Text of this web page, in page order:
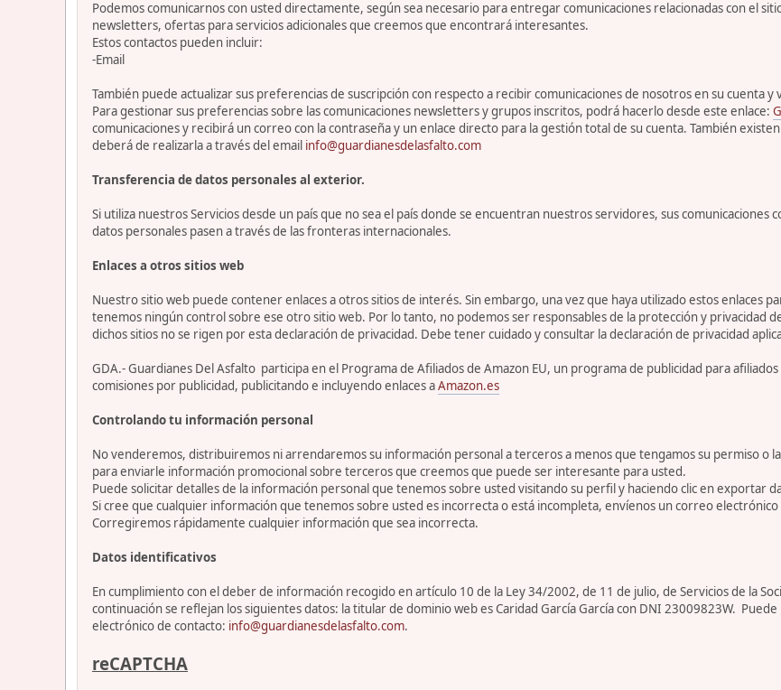
Podemos comunicarnos con usted directamente, según sea necesario para entregar comunicaciones relacionadas con el
newsletters, ofertas para servicios adicionales que creemos que encontrará interesantes.
Estos contactos pueden incluir:
-Email
También puede actualizar sus preferencias de suscripción con respecto a recibir comunicaciones de nosotros en su cuenta y
Para gestionar sus preferencias sobre las comunicaciones newsletters y grupos inscritos, podrá hacerlo desde este enlace:
comunicaciones y recibirá un correo con la contraseña y un enlace directo para la gestión total de su cuenta. También
deberá de realizarla a través del email info@guardianesdelasfalto.com
Transferencia de datos personales al exterior.
Si utiliza nuestros Servicios desde un país que no sea el país donde se encuentran nuestros servidores, sus
datos personales pasen a través de las fronteras internacionales.
Enlaces a otros sitios web
Nuestro sitio web puede contener enlaces a otros sitios de interés. Sin embargo, una vez que haya utilizado estos enlaces
tenemos ningún control sobre ese otro sitio web. Por lo tanto, no podemos ser responsables de la protección y privacidad
dichos sitios no se rigen por esta declaración de privacidad. Debe tener cuidado y consultar la declaración de privacidad
GDA.- Guardianes Del Asfalto participa en el Programa de Afiliados de Amazon EU, un programa de publicidad para
comisiones por publicidad, publicitando e incluyendo enlaces aAmazon.es
Controlando tu información personal
No venderemos, distribuiremos ni arrendaremos su información personal a terceros a menos que tengamos su permiso o
para enviarle información promocional sobre terceros que creemos que puede ser interesante para usted.
Puede solicitar detalles de la información personal que tenemos sobre usted visitando su perfil y haciendo clic en exportar
Si cree que cualquier información que tenemos sobre usted es incorrecta o está incompleta, envíenos un correo electrónico
Corregiremos rápidamente cualquier información que sea incorrecta.
Datos identificativos
En cumplimiento con el deber de información recogido en artículo 10 de la Ley 34/2002, de 11 de julio, de Servicios de la
continuación se reflejan los siguientes datos: la titular de dominio web es Caridad García García con DNI 23009823W.
electrónico de contacto: info@guardianesdelasfalto.com.
reCAPTCHA